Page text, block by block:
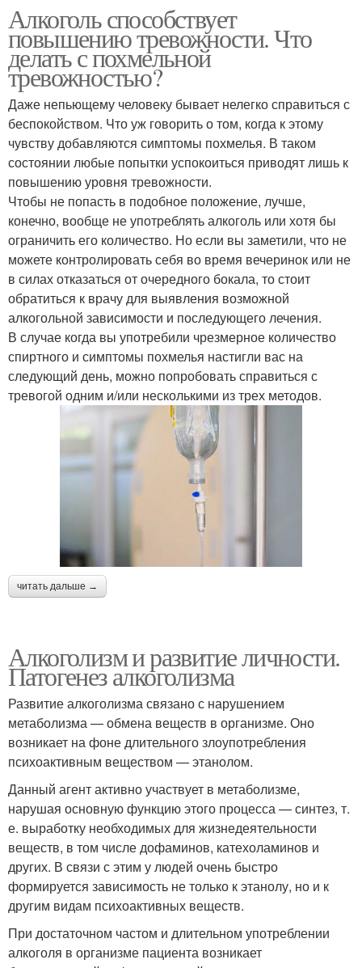
Алкоголь способствует
повышению тревожности. Что
делать с похмельной
тревожностью?
Даже непьющему человеку бывает нелегко справиться с
беспокойством. Что уж говорить о том, когда к этому
чувству добавляются симптомы похмелья. В таком
состоянии любые попытки успокоиться приводят лишь к
повышению уровня тревожности.
Чтобы не попасть в подобное положение, лучше,
конечно, вообще не употреблять алкоголь или хотя бы
ограничить его количество. Но если вы заметили, что не
можете контролировать себя во время вечеринок или не
в силах отказаться от очередного бокала, то стоит
обратиться к врачу для выявления возможной
алкогольной зависимости и последующего лечения.
В случае когда вы употребили чрезмерное количество
спиртного и симптомы похмелья настигли вас на
следующий день, можно попробовать справиться с
тревогой одним и/или несколькими из трех методов.
читать дальше →
Алкоголизм и развитие личности.
Патогенез алкоголизма
Развитие алкоголизма связано с нарушением
метаболизма — обмена веществ в организме. Оно
возникает на фоне длительного злоупотребления
психоактивным веществом — этанолом.
Данный агент активно участвует в метаболизме,
нарушая основную функцию этого процесса — синтез, т.
е. выработку необходимых для жизнедеятельности
веществ, в том числе дофаминов, катехоламинов и
других. В связи с этим у людей очень быстро
формируется зависимость не только к этанолу, но и к
другим видам психоактивных веществ.
При достаточном частом и длительном употреблении
алкоголя в организме пациента возникает